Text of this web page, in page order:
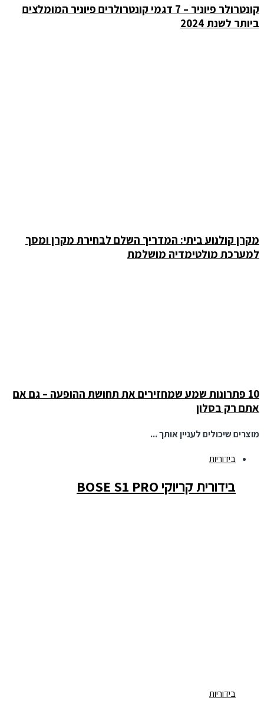
קונטרולר פיוניר – 7 דגמי קונטרולרים פיוניר המומלצים
ביותר לשנת 2024
מקרן קולנוע ביתי: המדריך השלם לבחירת מקרן ומסך
למערכת מולטימדיה מושלמת
10 פתרונות שמע שמחזירים את תחושת ההופעה – גם אם
אתם רק בסלון
מוצרים שיכולים לעניין אותך ...
בידוריות
בידורית קריוקי BOSE S1 PRO
בידוריות